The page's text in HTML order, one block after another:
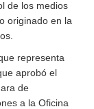
de los medios
originado en la
representa
aprobó el
de
a la Oficina